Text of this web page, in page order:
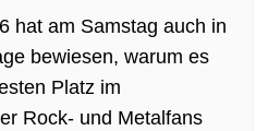
hat am Samstag auch in
bewiesen, warum es
Platz im
Rock- und Metalfans